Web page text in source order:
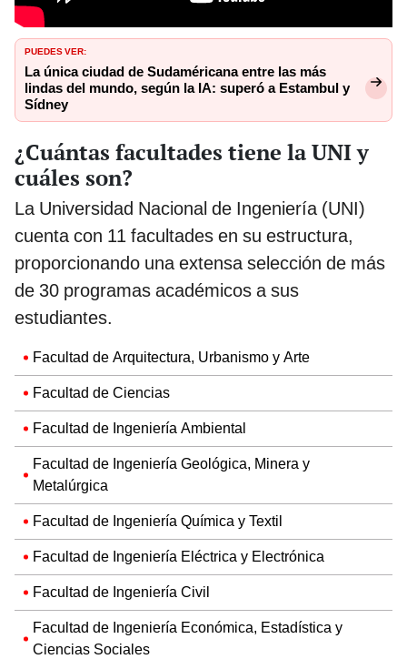
PUEDES VER:
La única ciudad de Sudaméricana entre las más
lindas del mundo, según la IA: superó a Estambul y
Sídney
¿Cuántas facultades tiene la UNI y
cuáles son?
La Universidad Nacional de Ingeniería (UNI)
cuenta con 11 facultades en su estructura,
proporcionando una extensa selección de más
de 30 programas académicos a sus
estudiantes.
Facultad de Arquitectura, Urbanismo y Arte
Facultad de Ciencias
Facultad de Ingeniería Ambiental
Facultad de Ingeniería Geológica, Minera y
Metalúrgica
Facultad de Ingeniería Química y Textil
Facultad de Ingeniería Eléctrica y Electrónica
Facultad de Ingeniería Civil
Facultad de Ingeniería Económica, Estadística y
Ciencias Sociales